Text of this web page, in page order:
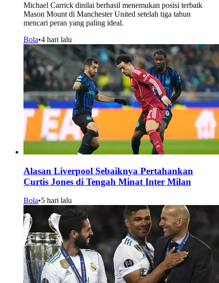
Michael Carrick dinilai berhasil menemukan posisi terbaik
Mason Mount di Manchester United setelah tiga tahun
mencari peran yang paling ideal.
Bola•4 hari lalu
Alasan Liverpool Sebaiknya Pertahankan
Curtis Jones di Tengah Minat Inter Milan
Bola•5 hari lalu